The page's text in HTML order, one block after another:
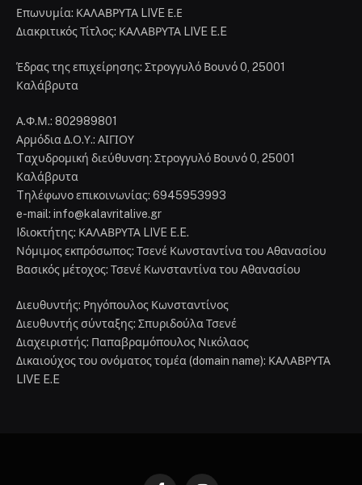
Επωνυμία: ΚΑΛΑΒΡΥΤΑ LIVE Ε.Ε
Διακριτικός Τίτλος: ΚΑΛΑΒΡΥΤΑ LIVE E.E
Έδρας της επιχείρησης: Στρογγυλό Βουνό 0, 25001
Καλάβρυτα
Α.Φ.Μ.: 802989801
Αρμόδια Δ.Ο.Υ.: ΑΙΓΙΟΥ
Tαχυδρομική διεύθυνση: Στρογγυλό Βουνό 0, 25001
Καλάβρυτα
Tηλέφωνο επικοινωνίας: 6945953993
e-mail: info@kalavritalive.gr
Iδιοκτήτης: ΚΑΛΑΒΡΥΤΑ LIVE E.E.
Νόμιμος εκπρόσωπος: Τσενέ Κωνσταντίνα του Αθανασίου
Βασικός μέτοχος: Τσενέ Κωνσταντίνα του Αθανασίου
Διευθυντής: Ρηγόπουλος Κωνσταντίνος
Διευθυντής σύνταξης: Σπυριδούλα Τσενέ
Διαχειριστής: Παπαβραμόπουλος Νικόλαος
Δικαιούχος του ονόματος τομέα (domain name): ΚΑΛΑΒΡΥΤΑ
LIVE E.E